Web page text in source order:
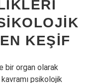
KEŞIF
bir organ olarak
psikolojik